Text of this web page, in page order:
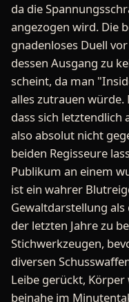
da die
angezogen wird. Die
gnadenloses Duell
dessen Ausgang zu
scheint, da man
alles zutrauen würde.
dass sich letztendlich
also absolut nicht
beiden Regisseure
Publikum an einem
ist ein wahrer
Gewaltdarstellung als
der letzten Jahre zu
Stichwerkzeugen,
diversen
Leibe gerückt,
beinahe im